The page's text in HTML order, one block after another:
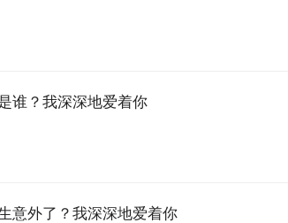
谁？我深深地爱着你
意外了？我深深地爱着你